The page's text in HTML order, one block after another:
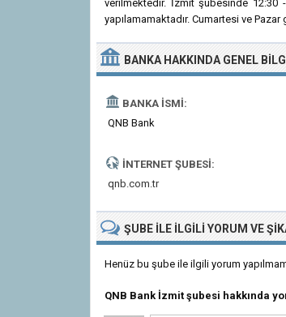
verilmektedir. İzmit şubesinde 12:30
yapılamamaktadır. Cumartesi ve Pazar
BANKA HAKKINDA GENEL
BANKA İSMI:
QNB Bank
İNTERNET ŞUBESI:
qnb.com.tr
ŞUBE ILE İLGILIYORUM VE
Henüz bu şube ile ilgili yorum
QNB Bank İzmit şubesi hakkında